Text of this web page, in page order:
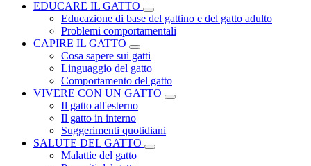
EDUCARE IL GATTO
Educazione di base del gattino e del gatto adulto
Problemi comportamentali
CAPIRE IL GATTO
Cosa sapere sui gatti
Linguaggio del gatto
Comportamento del gatto
VIVERE CON UN GATTO
Il gatto all'esterno
Il gatto in interno
Suggerimenti quotidiani
SALUTE DEL GATTO
Malattie del gatto